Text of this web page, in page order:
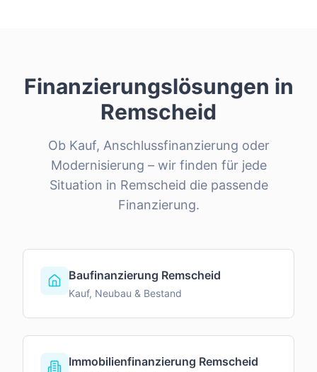
Finanzierungslösungen in
Remscheid
Ob Kauf, Anschlussfinanzierung oder
Modernisierung – wir finden für jede
Situation in Remscheid die passende
Finanzierung.
Baufinanzierung Remscheid
Kauf, Neubau & Bestand
Immobilienfinanzierung Remscheid